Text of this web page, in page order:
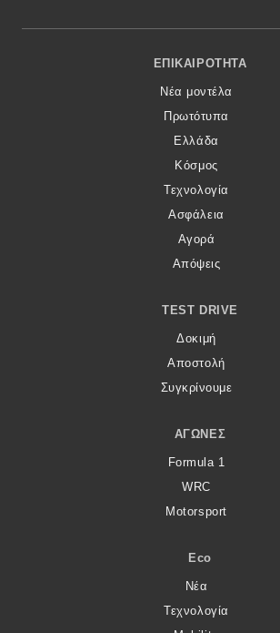
Footer Menu
ΕΠΙΚΑΙΡΌΤΗΤΑ
Νέα μοντέλα
Πρωτότυπα
Ελλάδα
Κόσμος
Τεχνολογία
Ασφάλεια
Αγορά
Απόψεις
TEST DRIVE
Δοκιμή
Αποστολή
Συγκρίνουμε
ΑΓΏΝΕΣ
Formula 1
WRC
Motorsport
Eco
Νέα
Τεχνολογία